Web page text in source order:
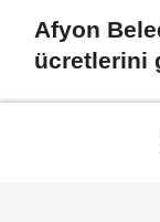
Afyon
ücretlerini